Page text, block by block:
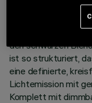
Möglichkeit vor, die
+/- 20°
metallisiertem
den schwarzen
ist so strukturiert,
eine definierte,
Lichtemission mit
Komplett mit